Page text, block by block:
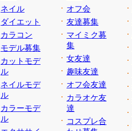
ネイル
ダイエット
カラコン
モデル募集
カットモデ
ル
ネイルモデ
ル
カラーモデ
ル
オフ会
友達募集
マイミク募
集
女友達
趣味友達
オフ会友達
カラオケ友
達
コスプレ合